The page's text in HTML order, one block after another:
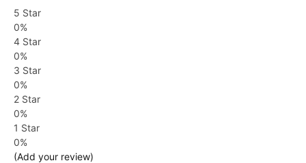
5 Star
0%
4 Star
0%
3 Star
0%
2 Star
0%
1 Star
0%
(Add your review)